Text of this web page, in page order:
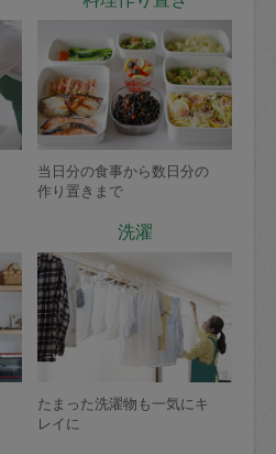
当日分の食事から数日分の
作り置きまで
洗濯
たまった洗濯物も一気にキ
レイに